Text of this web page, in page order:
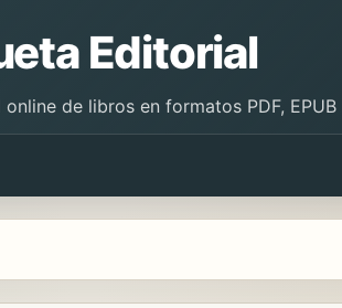
Editorial
de libros en formatos PDF, EPUB